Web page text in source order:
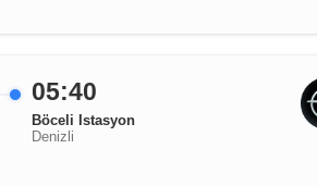
05:40
Böceli Istasyon
Denizli